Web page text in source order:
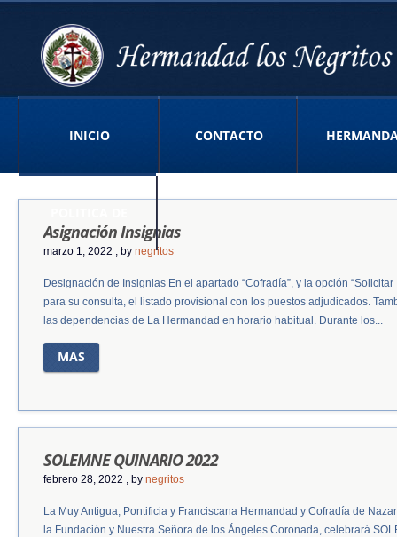
INICIO CONTACTO
PRIVACIDAD APP
Asignación Insignias
marzo 1, 2022 , by negritos
Designación de Insignias En el apartado “Cofradía”, y la opción
para su consulta, el listado provisional con los puestos adjudicados.
las dependencias de La Hermandad en horario habitual. Durante los...
MAS
SOLEMNE QUINARIO 2022
febrero 28, 2022 , by negritos
La Muy Antigua, Pontificia y Franciscana Hermandad y Cofradía de
la Fundación y Nuestra Señora de los Ángeles Coronada, celebrará